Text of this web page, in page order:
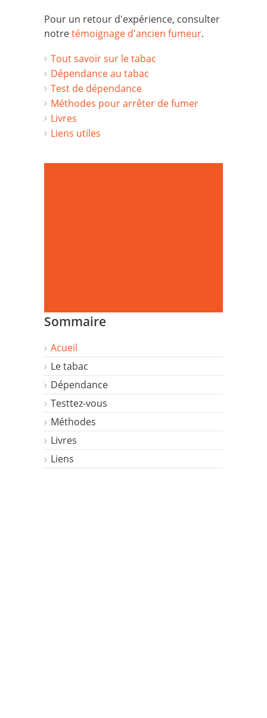
Pour un retour d'expérience, consulter
notretémoignage d'ancien fumeur.
Tout savoir sur le tabac
Dépendance au tabac
Test de dépendance
Méthodes pour arrêter de fumer
Livres
Liens utiles
Sommaire
Acueil
Le tabac
Dépendance
Testtez-vous
Méthodes
Livres
Liens